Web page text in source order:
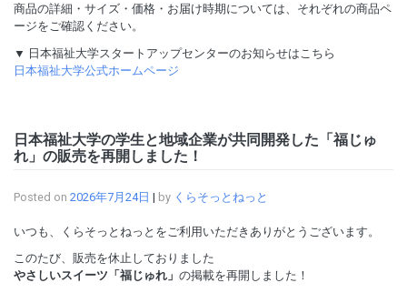
商品の詳細・サイズ・価格・お届け時期については、それぞれの商品ペ
ージをご確認ください。
▼ 日本福祉大学スタートアップセンターのお知らせはこちら
日本福祉大学公式ホームページ
日本福祉大学の学生と地域企業が共同開発した「福じゅ
れ」の販売を再開しました！
Posted on 2026年7月24日 | by くらそっとねっと
いつも、くらそっとねっとをご利用いただきありがとうございます。
このたび、販売を休止しておりました
やさしいスイーツ「福じゅれ」 の掲載を再開しました！